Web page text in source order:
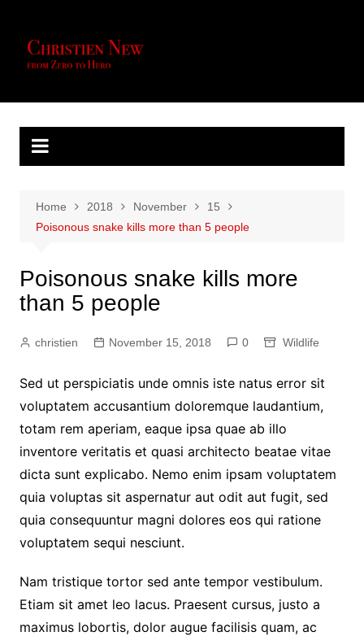
content
Home 2018 November
15
Poisonous snake kills more than 5 people
Poisonous snake kills more
than 5 people
christien November 15, 2018 0 Wildlife
Sed ut perspiciatis unde omnis iste natus error sit
voluptatem accusantium doloremque laudantium,
totam rem aperiam, eaque ipsa quae ab illo
inventore veritatis et quasi architecto beatae vitae
dicta sunt explicabo. Nemo enim ipsam voluptatem
quia voluptas sit aspernatur aut odit aut fugit, sed
quia consequuntur magni dolores eos qui ratione
voluptatem sequi nesciunt.
Nam tristique tortor sed ante tempor vestibulum.
Etiam sit amet leo lacus. Praesent cursus, justo a
maximus lobortis, dolor augue facilisis quam, ac